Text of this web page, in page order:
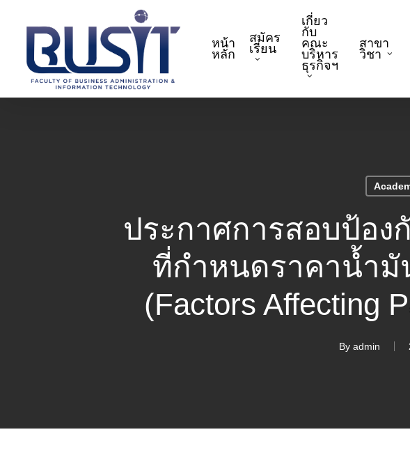
content
หน้า
หลัก
สมัคร
เรียน
เกี่ยว
กับ
คณะ
บริหาร
ธุรกิจฯ
สาขา
วิชา
ประกาศการสอบป้อง
ที่กำหนดราคาน้ำมั
(Factors Affecting
By admin